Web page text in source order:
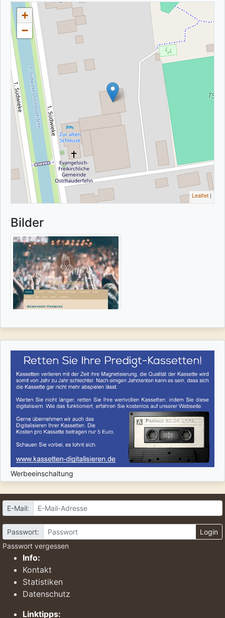
+
−
Leaflet |
Bilder
Werbeeinschaltung
E-Mail:
Passwort:
Login
Passwort vergessen
Info:
Kontakt
Statistiken
Datenschutz
Linktipps: